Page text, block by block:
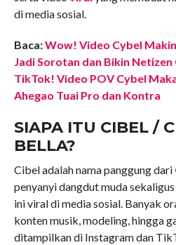
di media sosial.
Baca:Wow! Video Cybel
Jadi Sorotan dan Bikin Netizen
TikTok! Video POV Cybel
Ahegao Tuai Pro dan Kontra
SIAPA ITU CIBEL /
BELLA?
Cibel adalah nama panggung dari
penyanyi dangdut muda
ini viral di media sosial. Banyak
konten musik, modeling, hingga
ditampilkan di Instagram dan